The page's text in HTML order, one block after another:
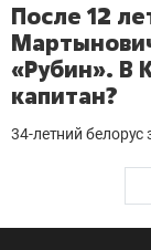
После 12
«Рубин». В
капитан?
34-летний